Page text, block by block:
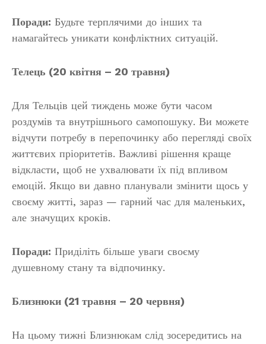
Поради: Будьте терплячими до інших та
намагайтесь уникати конфліктних ситуацій.
Телець (20 квітня – 20 травня)
Для Тельців цей тиждень може бути часом
роздумів та внутрішнього самопошуку. Ви можете
відчути потребу в перепочинку або перегляді своїх
життєвих пріоритетів. Важливі рішення краще
відкласти, щоб не ухвалювати їх під впливом
емоцій. Якщо ви давно планували змінити щось у
своєму житті, зараз — гарний час для маленьких,
але значущих кроків.
Поради: Приділіть більше уваги своєму
душевному стану та відпочинку.
Близнюки (21 травня – 20 червня)
На цьому тижні Близнюкам слід зосередитись на